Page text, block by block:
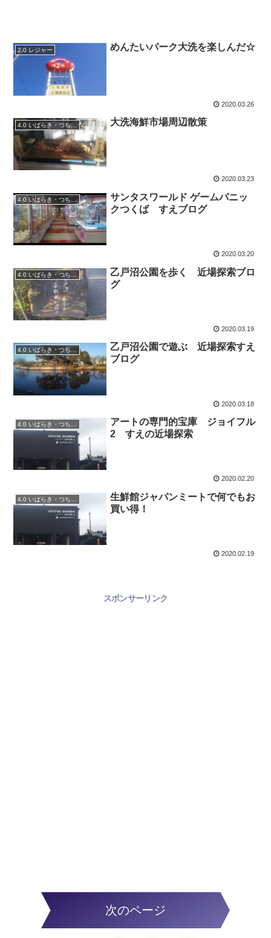
2.0 レジャー めんたいパーク大洗を楽しんだ☆
2020.03.26
4.0 いばらき・つちうら散策 大洗海鮮市場周辺散策
2020.03.23
4.0 いばらき・つちうら散策
サンタスワールド ゲームパニッ
クつくば すえブログ
2020.03.20
乙戸沼公園を歩く 近場探索ブロ
グ
2020.03.19
4.0 いばらき・つちうら散策
乙戸沼公園で遊ぶ 近場探索すえ
ブログ
2020.03.18
4.0 いばらき・つちうら散策
アートの専門的宝庫 ジョイフル
2 すえの近場探索
2020.02.20
生鮮館ジャパンミートで何でもお
買い得！
2020.02.19
スポンサーリンク
次のページ